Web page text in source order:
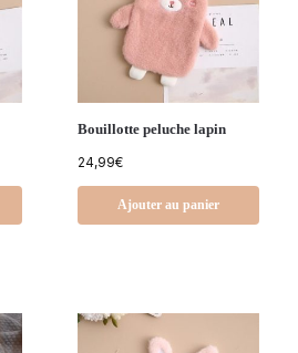
Bouillotte peluche lapin
24,99€
Ajouter au panier